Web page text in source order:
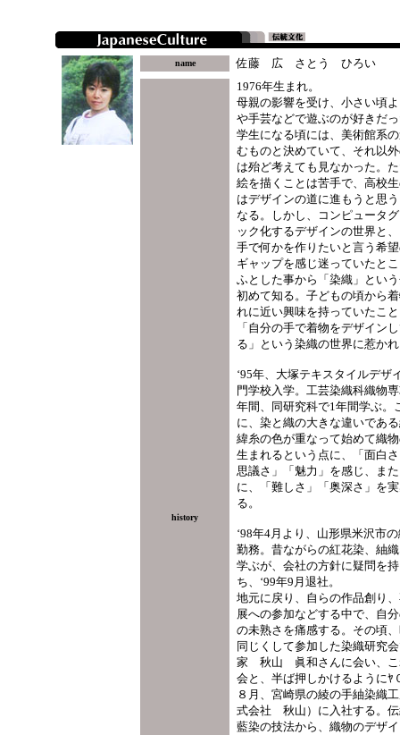
name 佐藤 広 さとう ひろい
history
1976年生まれ。
母親の影響を受け、小さい頃
や手芸などで遊ぶのが好きだ
学生になる頃には、美術館系
むものと決めていて、それ以
は殆ど考えても見なかった。
絵を描くことは苦手で、高校
はデザインの道に進もうと思
なる。しかし、コンピュータ
ック化するデザインの世界と
手で何かを作りたいと言う希
ギャップを感じ迷っていたと
ふとした事から「染織」とい
初めて知る。子どもの頃から
れに近い興味を持っていたこ
「自分の手で着物をデザイン
る」という染織の世界に惹か
‘95年、大塚テキスタイルデザ
門学校入学。工芸染織科織物
年間、同研究科で1年間学ぶ。
に、染と織の大きな違いであ
緯糸の色が重なって始めて織
生まれるという点に、「面白
思議さ」「魅力」を感じ、ま
に、「難しさ」「奥深さ」を
る。
‘98年4月より、山形県米沢市
勤務。昔ながらの紅花染、紬
学ぶが、会社の方針に疑問を持
ち、‘99年9月退社。
地元に戻り、自らの作品創り
展への参加などする中で、自
の未熟さを痛感する。その頃
同じくして参加した染織研究
家 秋山 眞和さんに会い、こ
会と、半ば押しかけるようにﾔ
８月、宮崎県の綾の手紬染織
式会社 秋山）に入社する。
藍染の技法から、織物のデザ